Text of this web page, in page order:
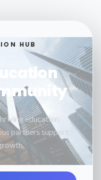
HUB
education
partners support